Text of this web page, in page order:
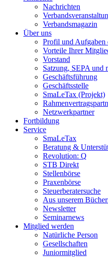
Nachrichten
Verbandsmagazin
Über uns
Profil und Aufgaben
Vorteile Ihrer
Vorstand
Satzung, SEPA und
Geschäftsführung
Geschäftsstelle
SmaLeTax (Projekt)
Netzwerkpartner
Fortbildung
Service
SmaLeTax
Beratung &
Revolution: Q
STB Direkt
Stellenbörse
Praxenbörse
Steuerberatersuche
Aus unserem
Newsletter
Seminarnews
Mitglied werden
Natürliche Person
Gesellschaften
Juniormitglied